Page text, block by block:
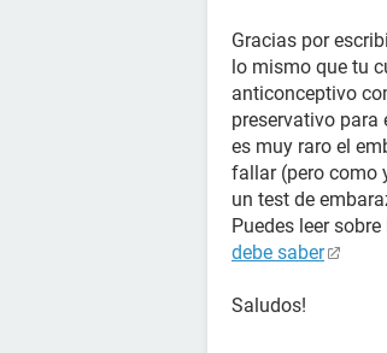
Gracias por
lo mismo que tu
anticonceptivo
preservativo
es muy raro el
fallar (pero como
un test de
Puedes leer
debe saber
Saludos!